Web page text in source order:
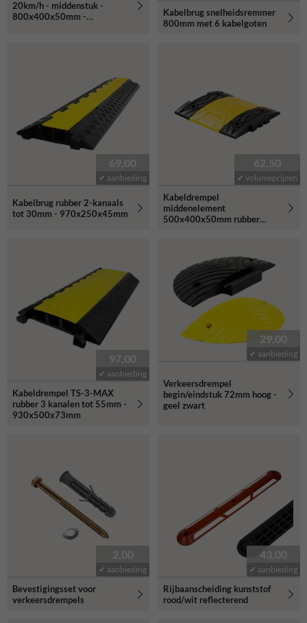
20km/h - middenstuk -
800x400x50mm -
Kabelbrug snelheidsremmer
800mm met 6 kabelgoten
69,00
✔ aanbieding
Kabelbrug rubber 2-kanaals
tot 30mm - 970x250x45mm
62,50
✔ volumeprijzen
Kabeldrempel
middenelement
500x400x50mm rubber
97,00
✔ aanbieding
Kabeldrempel TS-3-MAX
rubber 3 kanalen tot 55mm -
930x500x73mm
29,00
✔ aanbieding
Verkeersdrempel
begin/eindstuk 72mm hoog -
geel zwart
2,00
✔ aanbieding
Bevestigingsset voor
verkeersdrempels
43,00
✔ aanbieding
Rijbaanscheiding kunststof
rood/wit reflecterend